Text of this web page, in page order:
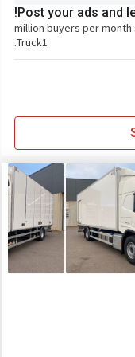
Post your ads and
4 million buyers per
Truck1.